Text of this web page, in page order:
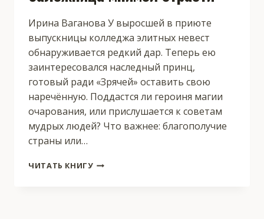
Ирина Ваганова У выросшей в приюте
выпускницы колледжа элитных невест
обнаруживается редкий дар. Теперь ею
заинтересовался наследный принц,
готовый ради «Зрячей» оставить свою
наречённую. Поддастся ли героиня магии
очарования, или прислушается к советам
мудрых людей? Что важнее: благополучие
страны или…
ЧИТАТЬ КНИГУЗАЛОЖНИЦА